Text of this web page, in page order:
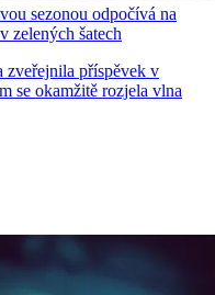
sezonou odpočívá na
zelených šatech
příspěvek v
se okamžitě rozjela vlna